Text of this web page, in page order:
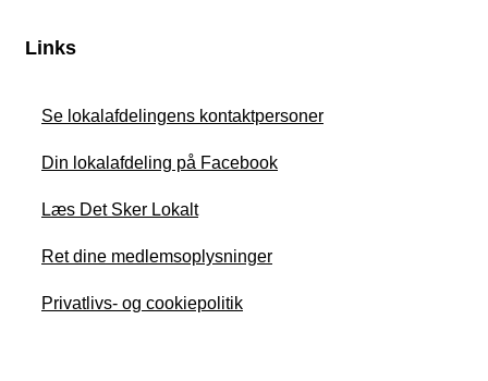
Links
Se lokalafdelingens kontaktpersoner
Din lokalafdeling på Facebook
Læs Det Sker Lokalt
Ret dine medlemsoplysninger
Privatlivs- og cookiepolitik